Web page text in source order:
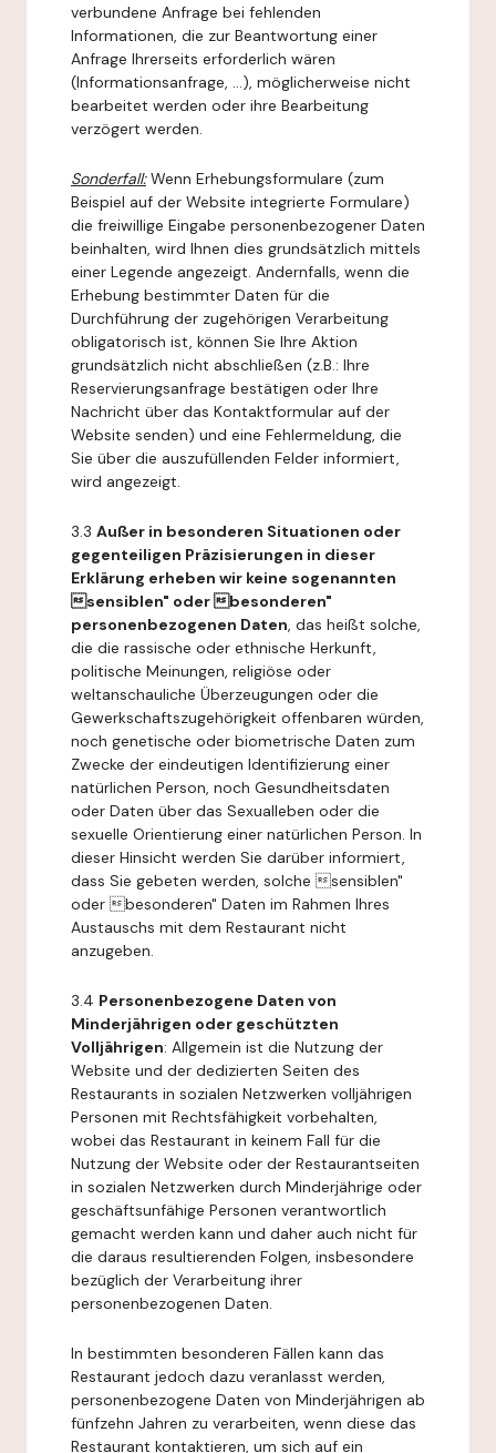
verbundene Anfrage bei fehlenden
Informationen, die zur Beantwortung einer
Anfrage Ihrerseits erforderlich wären
(Informationsanfrage, ...), möglicherweise nicht
bearbeitet werden oder ihre Bearbeitung
verzögert werden.
Sonderfall:Wenn Erhebungsformulare (zum
Beispiel auf der Website integrierte Formulare)
die freiwillige Eingabe personenbezogener Daten
beinhalten, wird Ihnen dies grundsätzlich mittels
einer Legende angezeigt. Andernfalls, wenn die
Erhebung bestimmter Daten für die
Durchführung der zugehörigen Verarbeitung
obligatorisch ist, können Sie Ihre Aktion
grundsätzlich nicht abschließen (z.B.: Ihre
Reservierungsanfrage bestätigen oder Ihre
Nachricht über das Kontaktformular auf der
Website senden) und eine Fehlermeldung, die
Sie über die auszufüllenden Felder informiert,
wird angezeigt.
3.3 Außer in besonderen Situationen oder
gegenteiligen Präzisierungen in dieser
Erklärung erheben wir keine sogenannten
sensiblen" oder besonderen"
personenbezogenen Daten, das heißt solche,
die die rassische oder ethnische Herkunft,
politische Meinungen, religiöse oder
weltanschauliche Überzeugungen oder die
Gewerkschaftszugehörigkeit offenbaren würden,
noch genetische oder biometrische Daten zum
Zwecke der eindeutigen Identifizierung einer
natürlichen Person, noch Gesundheitsdaten
oder Daten über das Sexualleben oder die
sexuelle Orientierung einer natürlichen Person. In
dieser Hinsicht werden Sie darüber informiert,
dass Sie gebeten werden, solche sensiblen"
oder besonderen" Daten im Rahmen Ihres
Austauschs mit dem Restaurant nicht
anzugeben.
3.4 Personenbezogene Daten von
Minderjährigen oder geschützten
Volljährigen: Allgemein ist die Nutzung der
Website und der dedizierten Seiten des
Restaurants in sozialen Netzwerken volljährigen
Personen mit Rechtsfähigkeit vorbehalten,
wobei das Restaurant in keinem Fall für die
Nutzung der Website oder der Restaurantseiten
in sozialen Netzwerken durch Minderjährige oder
geschäftsunfähige Personen verantwortlich
gemacht werden kann und daher auch nicht für
die daraus resultierenden Folgen, insbesondere
bezüglich der Verarbeitung ihrer
personenbezogenen Daten.
In bestimmten besonderen Fällen kann das
Restaurant jedoch dazu veranlasst werden,
personenbezogene Daten von Minderjährigen ab
fünfzehn Jahren zu verarbeiten, wenn diese das
Restaurant kontaktieren, um sich auf ein